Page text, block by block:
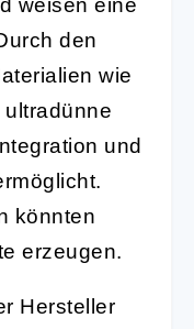
weisen eine
den
wie
und
könnten
erzeugen.
Hersteller